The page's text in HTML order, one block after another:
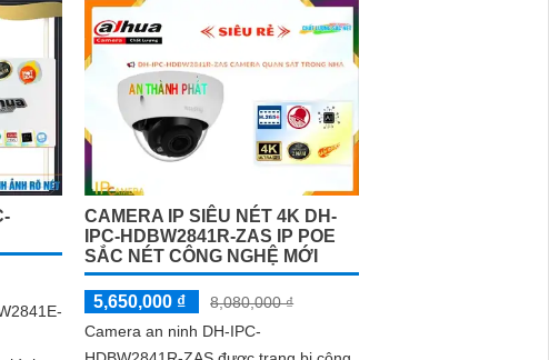
CAMERA IP SIÊU NÉT 4K DH-
IPC-HDBW2841R-ZAS IP POE
SẮC NÉT CÔNG NGHỆ MỚI
5,650,000 ₫
8,080,000 ₫
Camera an ninh DH-IPC-